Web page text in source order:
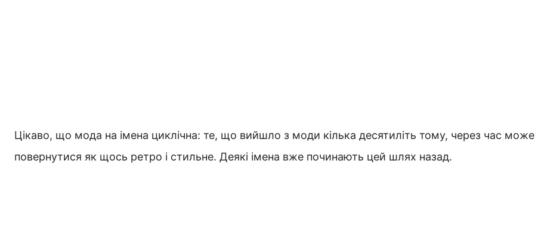
Цікаво, що мода на імена циклічна: те, що вийшло з моди кілька десятиліть тому, через час може
повернутися як щось ретро і стильне. Деякі імена вже починають цей шлях назад.